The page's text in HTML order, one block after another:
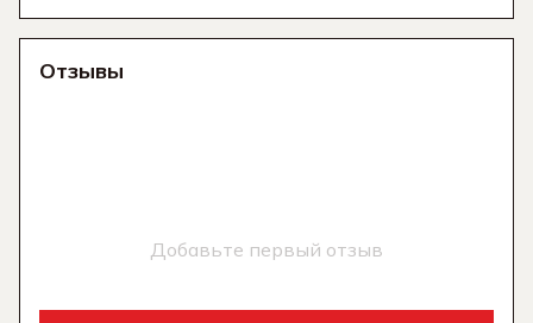
Отзывы
Добавьте первый отзыв